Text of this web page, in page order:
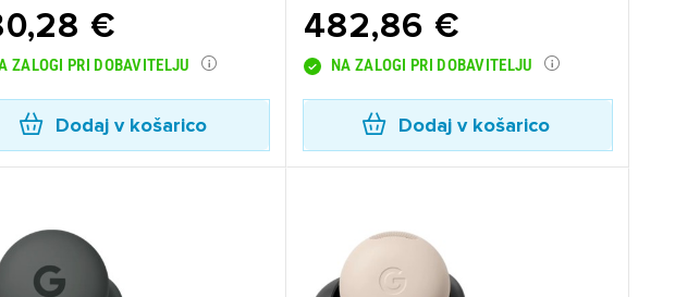
€
ZALOGI PRI DOBAVITELJU
Dodaj v košarico
482,86 €
NA ZALOGI PRI DOBAVITELJU
Dodaj v košarico